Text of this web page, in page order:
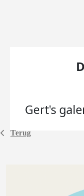
Terug
Gert's